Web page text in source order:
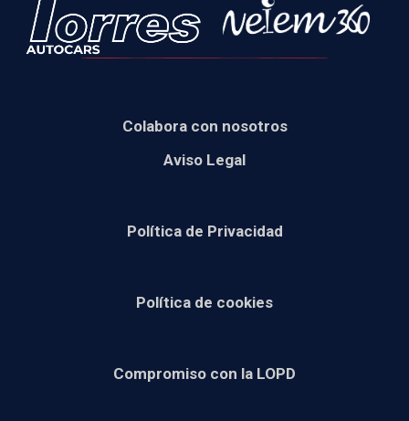
Colabora con nosotros
Aviso Legal
Política de Privacidad
Política de cookies
Compromiso con la LOPD